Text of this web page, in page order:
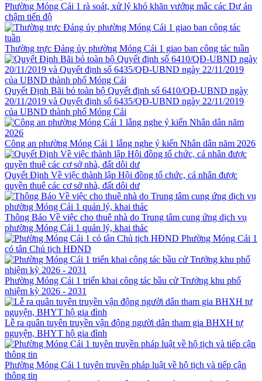
Phường Móng Cái 1 rà soát, xử lý khó khăn vướng mắc các Dự án
chậm tiến độ
Thường trực Đảng ủy phường Móng Cái 1 giao ban công tác tuần
Quyết Định Bãi bỏ toàn bộ Quyết định số 6410/QĐ-UBND ngày
20/11/2019 và Quyết định số 6435/QĐ-UBND ngày 22/11/2019
của UBND thành phố Móng Cái
Công an phường Móng Cái 1 lắng nghe ý kiến Nhân dân năm 2026
Quyết Định Về việc thành lập Hội đồng tổ chức, cá nhân được
quyền thuê các cơ sở nhà, đất dôi dư
Thông Báo Về việc cho thuê nhà do Trung tâm cung ứng dịch vụ
phường Móng Cái 1 quản lý, khai thác
Phường Móng Cái 1
có tân Chủ tịch HĐND
Phường Móng Cái 1 triển khai công tác bầu cử Trưởng khu phố
nhiệm kỳ 2026 - 2031
Lễ ra quân tuyên truyền vận động người dân tham gia BHXH tự
nguyện, BHYT hộ gia đình
Phường Móng Cái 1 tuyên truyền pháp luật về hộ tịch và tiếp cận
thông tin